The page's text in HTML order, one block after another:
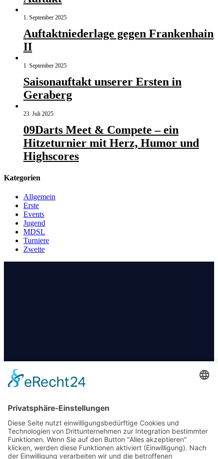
1. September 2025
Auftaktniederlage gegen Frankenhain
II
1. September 2025
Saisonauftakt unserer Ersten in
Geraberg
23. Juli 2025
09Darts Meet & Compete – ein
Hitzeturnier mit Herz, Humor und
Highscores
Kategorien
Allgemein
Erste
Events
Jugend
MDSL
Turniere
Zweite
FOLGT UNS